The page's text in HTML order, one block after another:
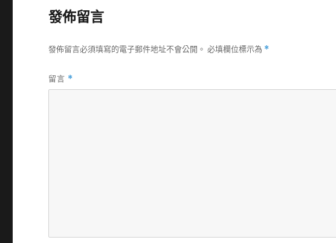
發佈留言
發佈留言必須填寫的電子郵件地址不會公開。 必填欄位標示為 *
留言 *